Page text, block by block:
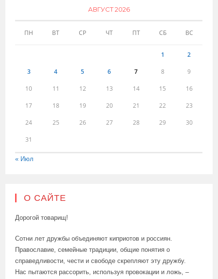
АВГУСТ 2026
ПН ВТ СР ЧТ ПТ СБ ВС
1 2
3 4 5 6 7 8 9
10 11 12 13 14 15 16
17 18 19 20 21 22 23
24 25 26 27 28 29 30
31
« Июл
О САЙТЕ
Дорогой товарищ!
Сотни лет дружбы объединяют киприотов и россиян.
Православие, семейные традиции, общие понятия о
справедливости, чести и свободе скрепляют эту дружбу.
Нас пытаются рассорить, используя провокации и ложь, –